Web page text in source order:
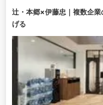
辻・本郷×伊藤忠｜複数企
げる